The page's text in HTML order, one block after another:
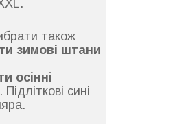
також
зимові штани
осінні
. Підліткові сині